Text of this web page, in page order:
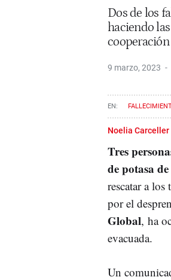
Dos de los
haciendo
9 marzo, 2023
Noelia Carceller
Tres
de potasa de
rescatar a los
por el
Global, ha
evacuada.
Un